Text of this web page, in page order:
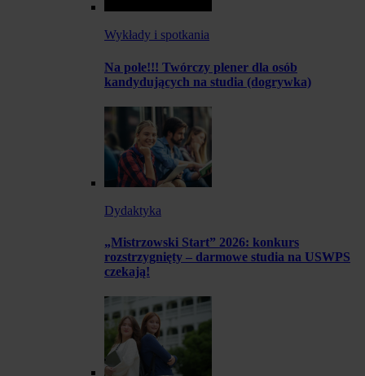
Wykłady i spotkania
Na pole!!! Twórczy plener dla osób
kandydujących na studia (dogrywka)
Dydaktyka
„Mistrzowski Start” 2026: konkurs
rozstrzygnięty – darmowe studia na USWPS
czekają!